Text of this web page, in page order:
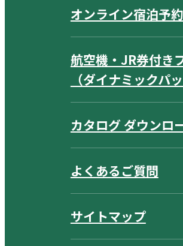
オンライン宿泊予約
航空機・JR券付き
（ダイナミックパ
カタログ ダウンロ
よくあるご質問
サイトマップ